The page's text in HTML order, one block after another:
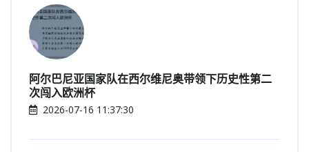
阿尔巴尼亚国家队在西尔维尼奥带领下历史性第二
次闯入欧洲杯
2026-07-16 11:37:30